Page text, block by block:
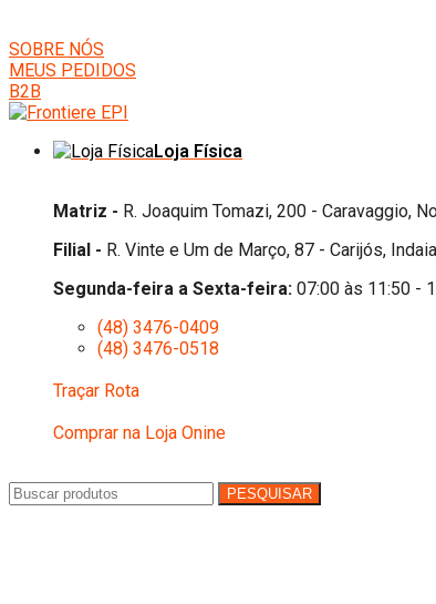
SOBRE NÓS
MEUS PEDIDOS
B2B
Loja Física
Matriz - R. Joaquim Tomazi, 200 - Caravaggio,
Filial - R. Vinte e Um de Março, 87 - Carijós,
Segunda-feira a Sexta-feira: 07:00 às 11:50 -
(48) 3476-0409
(48) 3476-0518
Traçar Rota
Comprar na Loja Onine
PESQUISAR